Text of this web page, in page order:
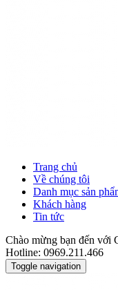
Trang chủ
Về chúng tôi
Danh mục sản
Khách hàng
Tin tức
Chào mừng bạn đến
Hotline: 0969.211.466
Toggle navigation